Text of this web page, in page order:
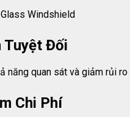
Tuyệt Đối
năng quan sát và giảm rủi ro
Chi Phí